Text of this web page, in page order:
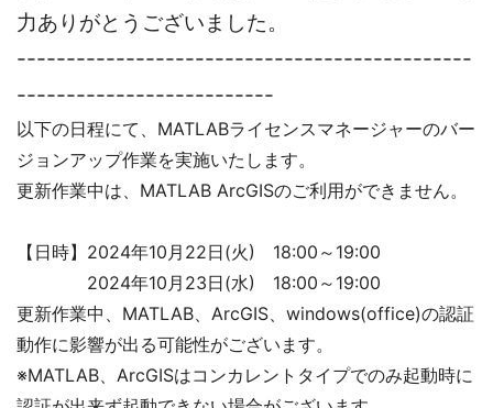
力ありがとうございました。
----------------------------------------------
--------------------------
以下の日程にて、MATLABライセンスマネージャーのバー
ジョンアップ作業を実施いたします。
更新作業中は、MATLAB ArcGISのご利用ができません。
【日時】2024年10月22日(火) 18:00～19:00
2024年10月23日(水) 18:00～19:00
更新作業中、MATLAB、ArcGIS、windows(office)の認証
動作に影響が出る可能性がございます。
※MATLAB、ArcGISはコンカレントタイプでのみ起動時に